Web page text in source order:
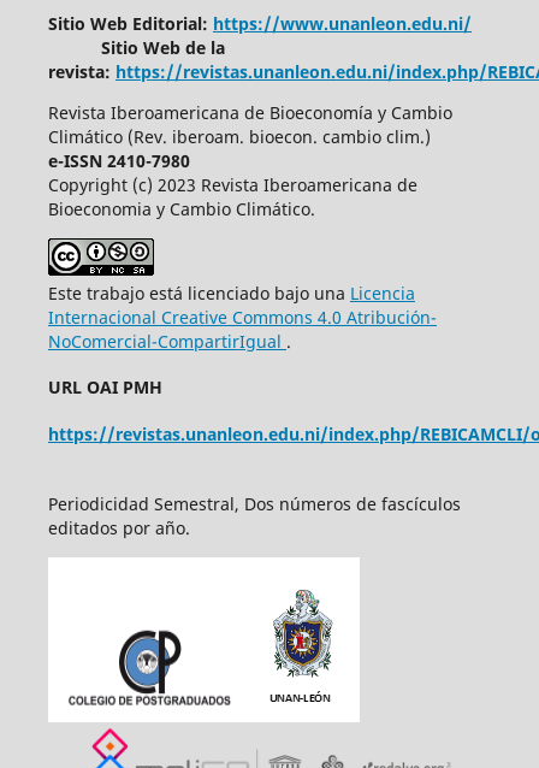
Sitio Web Editorial: https://www.unanleon.edu.ni/
Sitio Web de la
revista: https://revistas.unanleon.edu.ni/index.php/
Revista Iberoamericana de Bioeconomía y Cambio
Climático (Rev. iberoam. bioecon. cambio clim.)
e-ISSN 2410-7980
Copyright (c) 2023 Revista Iberoamericana de
Bioeconomia y Cambio Climático.
Este trabajo está licenciado bajo una Licencia
Internacional Creative Commons 4.0 Atribución-
NoComercial-CompartirIgual .
URL OAI PMH
https://revistas.unanleon.edu.ni/index.php/REBICAMCLI/
Periodicidad Semestral, Dos números de fascículos
editados por año.